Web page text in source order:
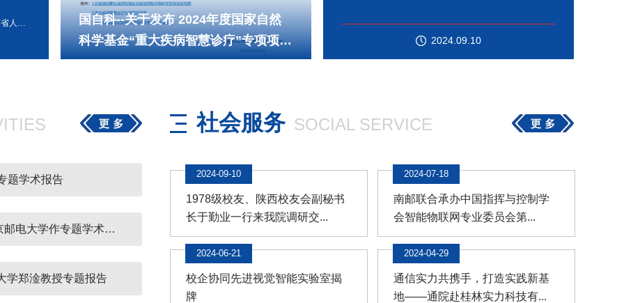
感染控制智能体 为全面提升医院感染管理智能化水平，近日，江苏省人民医院感染管理处在信息处的大力协助下，与南京邮电大学边缘智能研究院合作，依托讴谛医疗大模型系统，成功构建“感染控制智能体”。 通用大模型（如ChatGPT等）在解决行业专业问题时存在一定局限性，行业大模型才是今后行业应用落地的重点。通过基于DeepSeek大模型的深度语义理解与动态推理能力，创新引入RAG（Retrieval-Augmented Generation，检索增强生成）技术，构建了覆盖最新、最全的行业规范、指南、标准、专家共识和临床案例知识库，通过动态检索最新文献与院内数据库，实时更新知识库，使系统在技术咨询、辅助诊断、感染预警、策略建议、科研设计及论文撰写等工作时，既能发挥大模型的逻辑推理优势，又能通过精准检索确保结论与最新指南同步更新，同时还能符合医院个性化要求。 感染控制智能体将人工智能技术应用于感染控制，显著提高感染防控的精准性和工作效率，助力医疗质量提升，为患者与医务人员的健康筑牢坚实防线。未来将不断提升其功能和性能，使其具备性能更强、场景适宜的智能化分析与应对能力。感控智造也将为医疗行业人工智能化进
国自科--关于发布 2024年度国家自然
科学基金“重大疾病智慧诊疗”专项项目
指南的通告
科学基金“重大疾病智慧诊疗”专项项目
指南的通告
2024.09.10
题学术报告
IEEE FELLOW郑淦教授应邀赴南京邮电大学作专题学术报...
学郑淦教授专题报告
社会服务 SOCIAL SERVICE
2024-09-10
1978级校友、陕西校友会副秘书
长于勤业一行来我院调研交...
2024-07-18
南邮联合承办中国指挥与控制学
会智能物联网专业委员会第...
2024-06-21
校企协同先进视觉智能实验室揭
牌
2024-04-29
通信实力共携手，打造实践新基
地——通院赴桂林实力科技有...